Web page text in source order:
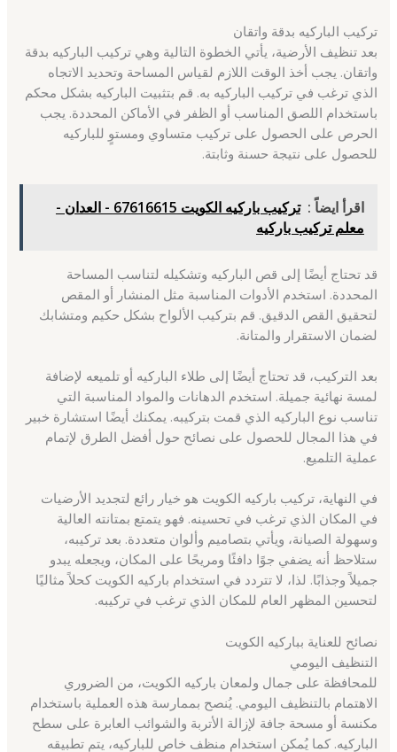
تركيب الباركيه بدقة واتقان
بعد تنظيف الأرضية، يأتي الخطوة التالية وهي تركيب الباركيه بدقة
واتقان. يجب أخذ الوقت اللازم لقياس المساحة وتحديد الاتجاه
الذي ترغب في تركيب الباركيه به. قم بتثبيت الباركيه بشكل محكم
باستخدام اللصق المناسب أو الظفر في الأماكن المحددة. يجب
الحرص على الحصول على تركيب متساوي ومستوٍ للباركيه
للحصول على نتيجة حسنة وثابتة.
اقرأ ايضاً :
تركيب باركيه الكويت 67616615 - العدان -
معلم تركيب باركيه
قد تحتاج أيضًا إلى قص الباركيه وتشكيله لتناسب المساحة
المحددة. استخدم الأدوات المناسبة مثل المنشار أو المقص
لتحقيق القص الدقيق. قم بتركيب الألواح بشكل حكيم ومتشابك
لضمان الاستقرار والمتانة.
بعد التركيب، قد تحتاج أيضًا إلى طلاء الباركيه أو تلميعه لإضافة
لمسة نهائية جميلة. استخدم الدهانات والمواد المناسبة التي
تناسب نوع الباركيه الذي قمت بتركيبه. يمكنك أيضًا استشارة خبير
في هذا المجال للحصول على نصائح حول أفضل الطرق لإتمام
عملية التلميع.
في النهاية، تركيب باركيه الكويت هو خيار رائع لتجديد الأرضيات
في المكان الذي ترغب في تحسينه. فهو يتمتع بمتانته العالية
وسهولة الصيانة، ويأتي بتصاميم وألوان متعددة. بعد تركيبه،
ستلاحظ أنه يضفي جوًا دافئًا ومريحًا على المكان، ويجعله يبدو
جميلاً وجذابًا. لذا، لا تتردد في استخدام باركيه الكويت كحلاً مثاليًا
لتحسين المظهر العام للمكان الذي ترغب في تركيبه.
نصائح للعناية بباركيه الكويت
التنظيف اليومي
للمحافظة على جمال ولمعان باركيه الكويت، من الضروري
الاهتمام بالتنظيف اليومي. يُنصح بممارسة هذه العملية باستخدام
مكنسة أو مسحة جافة لإزالة الأتربة والشوائب العابرة على سطح
الباركيه. كما يُمكن استخدام منظف خاص للباركيه، يتم تطبيقه